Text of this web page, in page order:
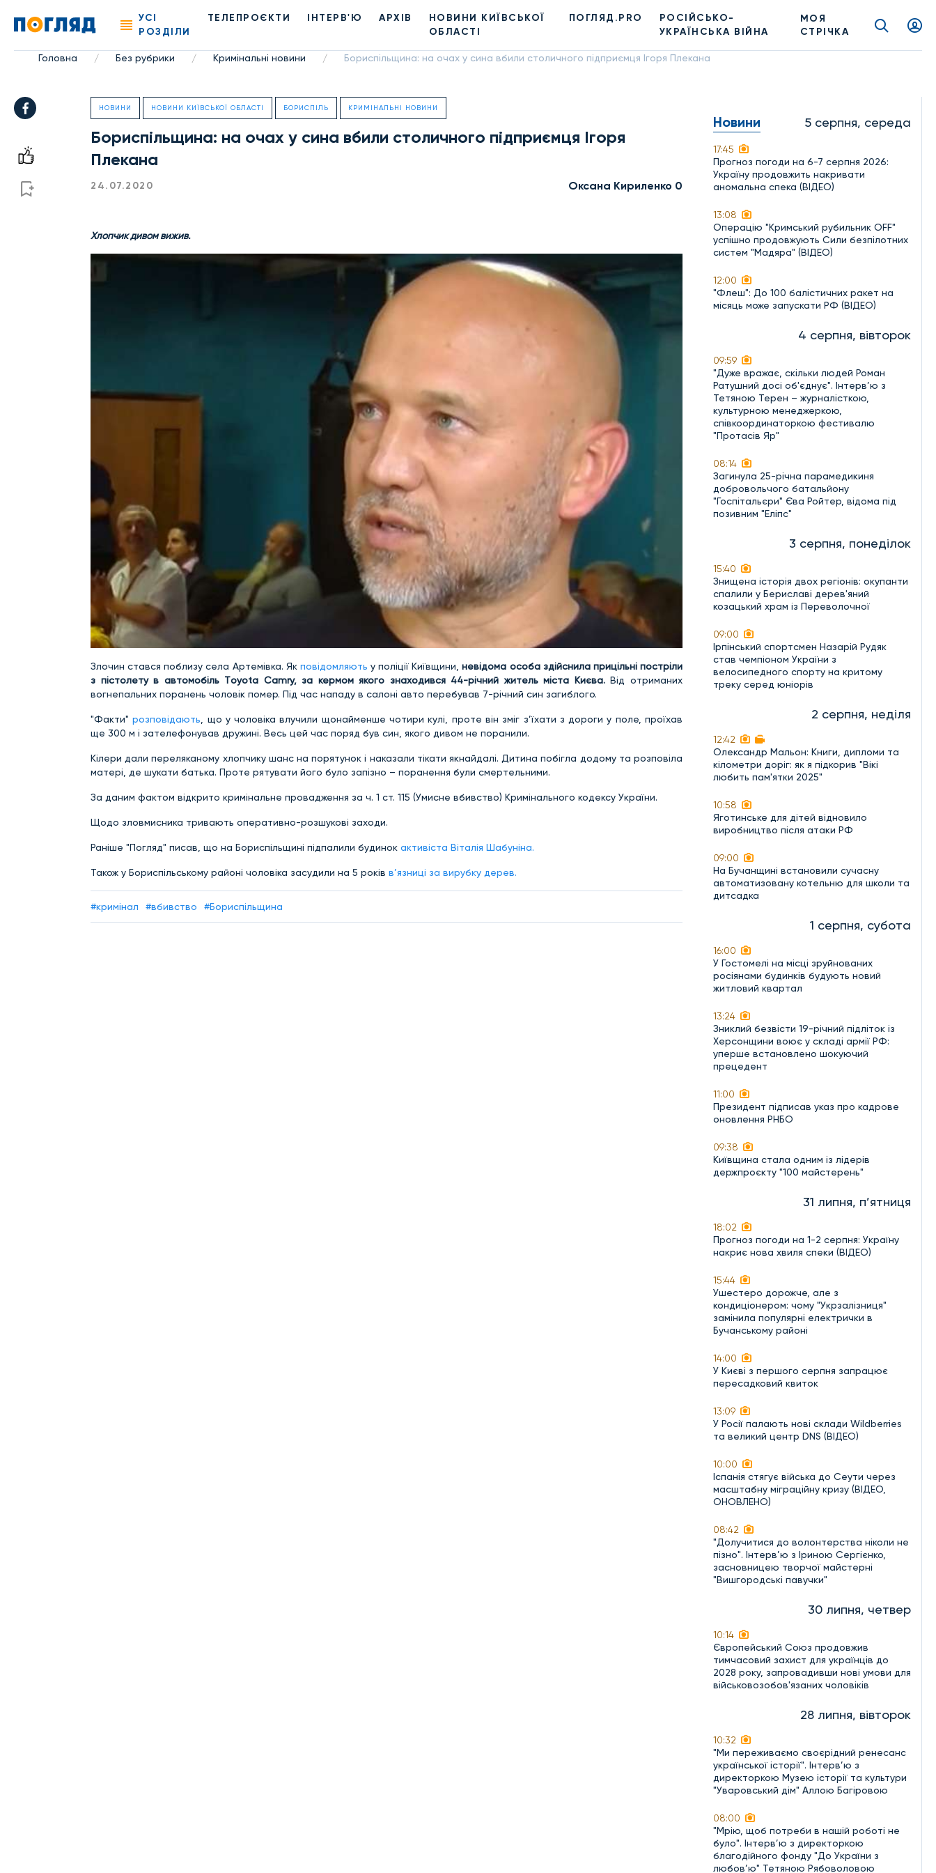
УСІ
РОЗДІЛИ
ТЕЛЕПРОЄКТИ ІНТЕРВ'Ю АРХІВ
НОВИНИ КИЇВСЬКОЇ
ОБЛАСТІ
ПОГЛЯД.PRO
РОСІЙСЬКО-
УКРАЇНСЬКА ВІЙНА
МОЯ
СТРІЧКА
Головна / Без рубрики / Кримінальні новини / Бориспільщина: на очах у сина вбили столичного підприємця Ігоря Плекана
НОВИНИ НОВИНИ КИЇВСЬКОЇ ОБЛАСТІ БОРИСПІЛЬ КРИМІНАЛЬНІ НОВИНИ
Бориспільщина: на очах у сина вбили столичного підприємця Ігоря
Плекана
24.07.2020 Оксана Кириленко 0
Хлопчик дивом вижив.
Злочин стався поблизу села Артемівка. Як повідомляють у поліції Київщини,невідома особа здійснила прицільні постріли
з пістолету в автомобіль Тoyota Сamry, за кермом якого знаходився 44-річний житель міста Києва.Від отриманих
вогнепальних поранень чоловік помер. Під час нападу в салоні авто перебував 7-річний син загиблого.
"Факти"розповідають , що у чоловіка влучили щонайменше чотири кулі, проте він зміг з’їхати з дороги у поле, проїхав
ще 300 м і зателефонував дружині. Весь цей час поряд був син, якого дивом не поранили.
Кілери дали переляканому хлопчику шанс на порятунок і наказали тікати якнайдалі. Дитина побігла додому та розповіла
матері, де шукати батька. Проте рятувати його було запізно – поранення були смертельними.
За даним фактом відкрито кримінальне провадження за ч. 1 ст. 115 (Умисне вбивство) Кримінального кодексу України.
Щодо зловмисника тривають оперативно-розшукові заходи.
Раніше "Погляд" писав, що на Бориспільщині підпалили будинок активіста Віталія Шабуніна.
Також у Бориспільському районі чоловіка засудили на 5 років в’язниці за вирубку дерев.
#кримінал #вбивство #Бориспільщина
Новини 5 серпня, середа
17:45
Прогноз погоди на 6-7 серпня 2026:
Україну продовжить накривати
аномальна спека (ВІДЕО)
13:08
Операцію "Кримський рубильник OFF"
успішно продовжують Сили безпілотних
систем "Мадяра" (ВІДЕО)
12:00
"Флеш": До 100 балістичних ракет на
місяць може запускати РФ (ВІДЕО)
4 серпня, вівторок
09:59
"Дуже вражає, скільки людей Роман
Ратушний досі об'єднує". Інтерв’ю з
Тетяною Терен – журналісткою,
культурною менеджеркою,
співкоординаторкою фестивалю
"Протасів Яр"
08:14
Загинула 25-річна парамедикиня
добровольчого батальйону
"Госпітальєри" Єва Ройтер, відома під
позивним "Еліпс"
3 серпня, понеділок
15:40
Знищена історія двох регіонів: окупанти
спалили у Бериславі дерев'яний
козацький храм із Переволочної
09:00
Ірпінський спортсмен Назарій Рудяк
став чемпіоном України з
велосипедного спорту на критому
треку серед юніорів
2 серпня, неділя
12:42
Олександр Мальон: Книги, дипломи та
кілометри доріг: як я підкорив "Вікі
любить пам'ятки 2025"
10:58
Яготинське для дітей відновило
виробництво після атаки РФ
09:00
На Бучанщині встановили сучасну
автоматизовану котельню для школи та
дитсадка
1 серпня, субота
16:00
У Гостомелі на місці зруйнованих
росіянами будинків будують новий
житловий квартал
13:24
Зниклий безвісти 19-річний підліток із
Херсонщини воює у складі армії РФ:
уперше встановлено шокуючий
прецедент
11:00
Президент підписав указ про кадрове
оновлення РНБО
09:38
Київщина стала одним із лідерів
держпроєкту "100 майстерень"
31 липня, п’ятниця
18:02
Прогноз погоди на 1-2 серпня: Україну
накриє нова хвиля спеки (ВІДЕО)
15:44
Ушестеро дорожче, але з
кондиціонером: чому "Укрзалізниця"
замінила популярні електрички в
Бучанському районі
14:00
У Києві з першого серпня запрацює
пересадковий квиток
13:09
У Росії палають нові склади Wildberries
та великий центр DNS (ВІДЕО)
10:00
Іспанія стягує війська до Сеути через
масштабну міграційну кризу (ВІДЕО,
ОНОВЛЕНО)
08:42
"Долучитися до волонтерства ніколи не
пізно". Інтерв’ю з Іриною Сергієнко,
засновницею творчої майстерні
"Вишгородські павучки"
30 липня, четвер
10:14
Європейський Союз продовжив
тимчасовий захист для українців до
2028 року, запровадивши нові умови для
військовозобов'язаних чоловіків
28 липня, вівторок
10:32
"Ми переживаємо своєрідний ренесанс
української історії". Інтерв’ю з
директоркою Музею історії та культури
"Уваровський дім" Аллою Багіровою
08:00
"Мрію, щоб потреби в нашій роботі не
було". Інтерв’ю з директоркою
благодійного фонду "До України з
любов’ю" Тетяною Рябоволовою